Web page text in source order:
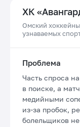
ХК
Омский
узнаваемых
Проблема
Часть спроса
в поиске, а
медийными
из-за пробок,
болельщиков